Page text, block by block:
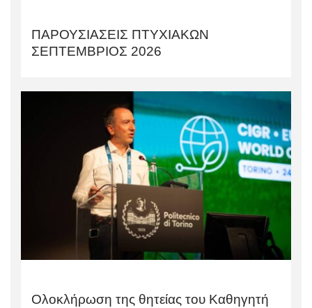
ΠΑΡΟΥΣΙΑΣΕΙΣ ΠΤΥΧΙΑΚΩΝ
ΣΕΠΤΕΜΒΡΙΟΣ 2026
Ολοκλήρωση της θητείας του Καθηγητή